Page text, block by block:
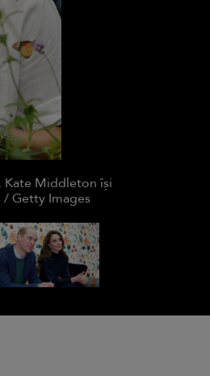
Kate Middleton își
Getty Images